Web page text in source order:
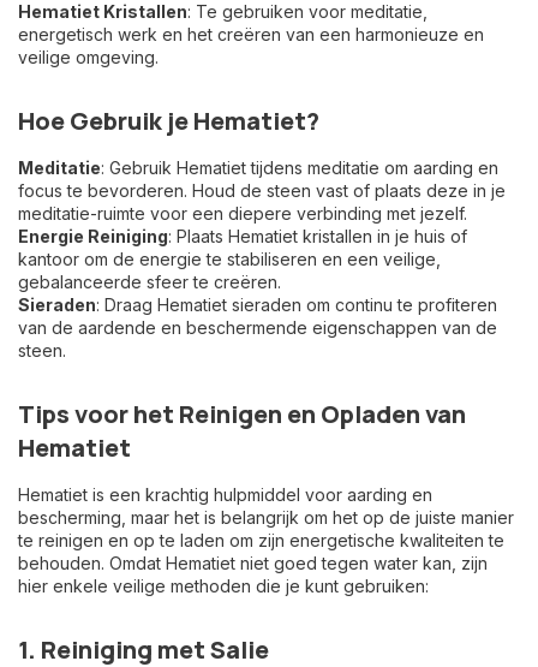
Hematiet Kristallen: Te gebruiken voor meditatie,
energetisch werk en het creëren van een harmonieuze en
veilige omgeving.
Hoe Gebruik je Hematiet?
Meditatie: Gebruik Hematiet tijdens meditatie om aarding en
focus te bevorderen. Houd de steen vast of plaats deze in je
meditatie-ruimte voor een diepere verbinding met jezelf.
Energie Reiniging: Plaats Hematiet kristallen in je huis of
kantoor om de energie te stabiliseren en een veilige,
gebalanceerde sfeer te creëren.
Sieraden: Draag Hematiet sieraden om continu te profiteren
van de aardende en beschermende eigenschappen van de
steen.
Tips voor het Reinigen en Opladen van
Hematiet
Hematiet is een krachtig hulpmiddel voor aarding en
bescherming, maar het is belangrijk om het op de juiste manier
te reinigen en op te laden om zijn energetische kwaliteiten te
behouden. Omdat Hematiet niet goed tegen water kan, zijn
hier enkele veilige methoden die je kunt gebruiken:
1. Reiniging met Salie